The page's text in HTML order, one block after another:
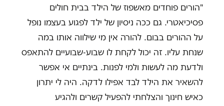
"הורים פוחדים מאשפוז של הילד בבית חולים
פסיכיאטרי. גם ככה ניסיון של ילד לפגוע בעצמו נופל
על ההורים בבום. להורה אין מי שילווה אותו במה
שנחת עליו. זה יכול לקחת לו שבוע-שבועיים להתאפס
ולדעת מה לעשות ולמי לפנות. בינתיים אי אפשר
להשאיר את הילד לבד אפילו לדקה. היה לי יתרון
כאיש חינוך והצלחתי להפעיל קשרים ולהגיע